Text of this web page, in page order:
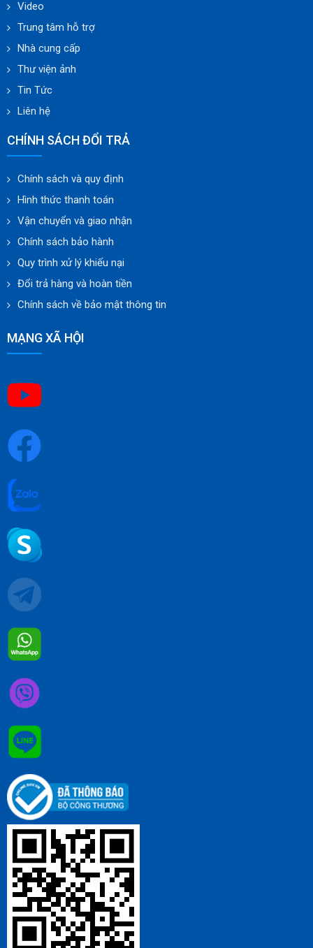
Video
Trung tâm hỗ trợ
Nhà cung cấp
Thư viện ảnh
Tin Tức
Liên hệ
CHÍNH SÁCH ĐỔI TRẢ
Chính sách và quy định
Hình thức thanh toán
Vận chuyển và giao nhận
Chính sách bảo hành
Quy trình xử lý khiếu nại
Đổi trả hàng và hoàn tiền
Chính sách về bảo mật thông tin
MẠNG XÃ HỘI